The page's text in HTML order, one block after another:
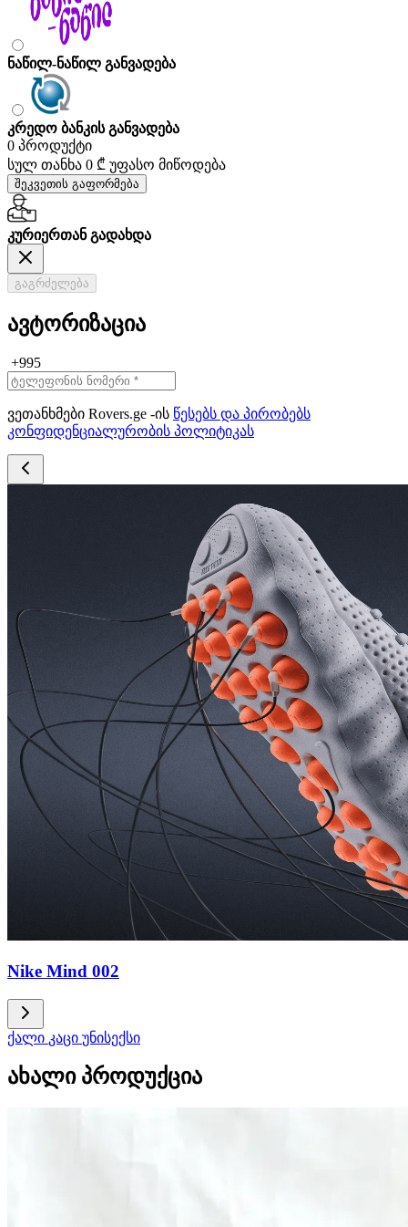
ნაწილ-ნაწილ განვადება
კრედო ბანკის განვადება
0 პროდუქტი
სულ თანხა 0 ₾ უფასო მიწოდება
შეკვეთის გაფორმება
კურიერთან გადახდა
გაგრძელება
ავტორიზაცია
+995
ვეთანხმები Rovers.ge -ის წესებს და პირობებს
კონფიდენციალურობის პოლიტიკას
Nike Mind 002
ქალი კაცი უნისექსი
ახალი პროდუქცია